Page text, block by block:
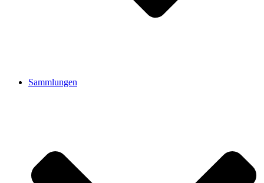
Sammlungen